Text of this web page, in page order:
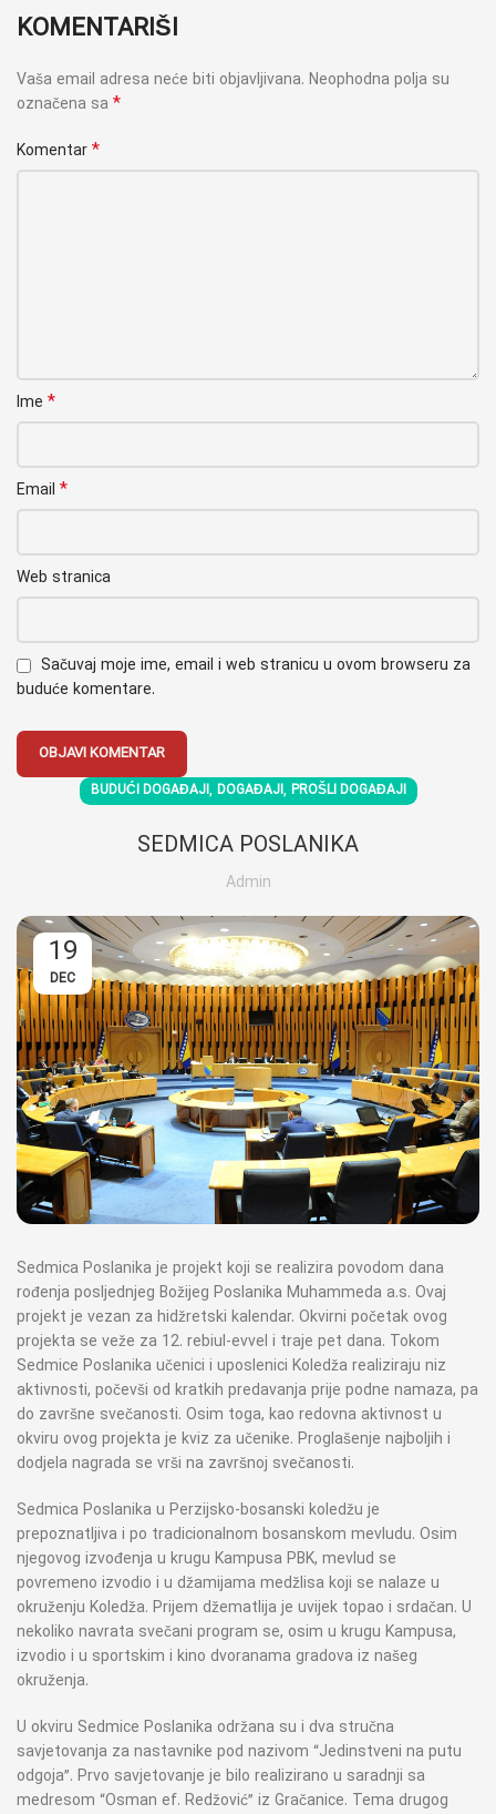
KOMENTARIŠI
Vaša email adresa neće biti objavljivana. Neophodna polja su
označena sa *
Komentar *
Ime *
Email *
Web stranica
Sačuvaj moje ime, email i web stranicu u ovom browseru za
buduće komentare.
BUDUĆI DOGAĐAJI, DOGAĐAJI, PROŠLI DOGAĐAJI
SEDMICA POSLANIKA
Admin
19
DEC
Sedmica Poslanika je projekt koji se realizira povodom dana
rođenja posljednjeg Božijeg Poslanika Muhammeda a.s. Ovaj
projekt je vezan za hidžretski kalendar. Okvirni početak ovog
projekta se veže za 12. rebiul-evvel i traje pet dana. Tokom
Sedmice Poslanika učenici i uposlenici Koledža realiziraju niz
aktivnosti, počevši od kratkih predavanja prije podne namaza, pa
do završne svečanosti. Osim toga, kao redovna aktivnost u
okviru ovog projekta je kviz za učenike. Proglašenje najboljih i
dodjela nagrada se vrši na završnoj svečanosti.
Sedmica Poslanika u Perzijsko-bosanski koledžu je
prepoznatljiva i po tradicionalnom bosanskom mevludu. Osim
njegovog izvođenja u krugu Kampusa PBK, mevlud se
povremeno izvodio i u džamijama medžlisa koji se nalaze u
okruženju Koledža. Prijem džematlija je uvijek topao i srdačan. U
nekoliko navrata svečani program se, osim u krugu Kampusa,
izvodio i u sportskim i kino dvoranama gradova iz našeg
okruženja.
U okviru Sedmice Poslanika održana su i dva stručna
savjetovanja za nastavnike pod nazivom “Jedinstveni na putu
odgoja”. Prvo savjetovanje je bilo realizirano u saradnji sa
medresom “Osman ef. Redžović” iz Gračanice. Tema drugog